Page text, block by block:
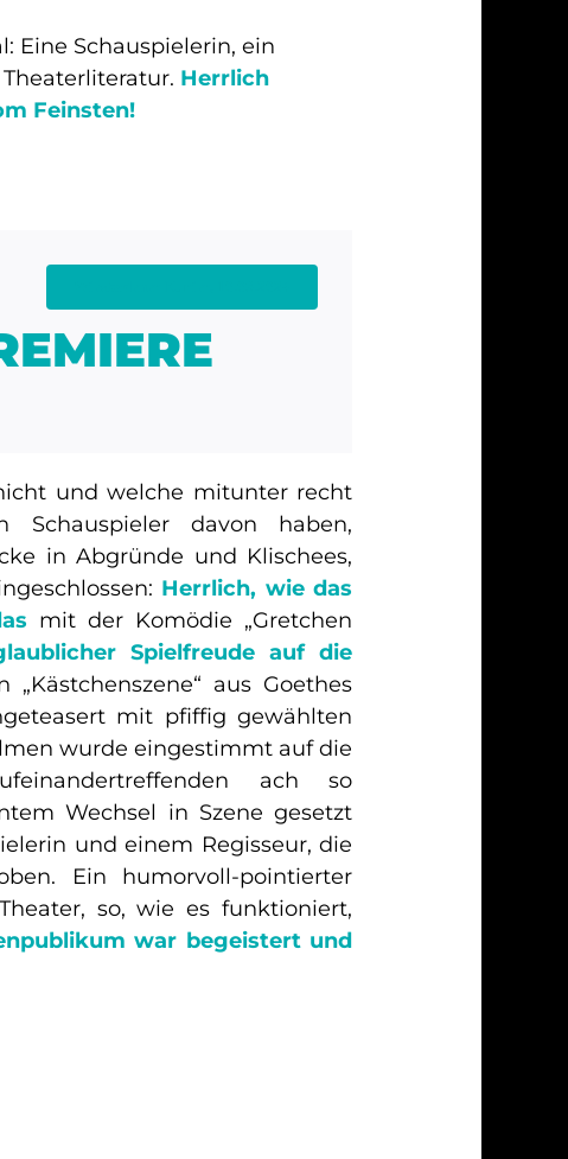
Eine Schauspielerin, ein
. Herrlich
Feinsten!
und welche mitunter recht
Schauspieler davon haben,
in Abgründe und Klischees,
Herrlich, wie das
mit der Komödie „Gretchen
Spielfreude auf die
aus Goethes
mit pfiffig gewählten
wurde eingestimmt auf die
ach so
Wechsel in Szene gesetzt
und einem Regisseur, die
Ein humorvoll-pointierter
so, wie es funktioniert,
war begeistert und